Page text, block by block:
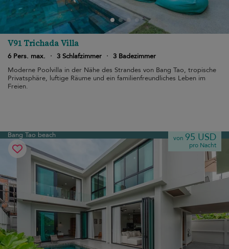
V91 Trichada Villa
6 Pers. max. · 3 Schlafzimmer · 3 Badezimmer
Moderne Poolvilla in der Nähe des Strandes von Bang Tao, tropische
Privatsphäre, luftige Räume und ein familienfreundliches Leben im
Freien.
Bang Tao beach von 95 USD
pro Nacht